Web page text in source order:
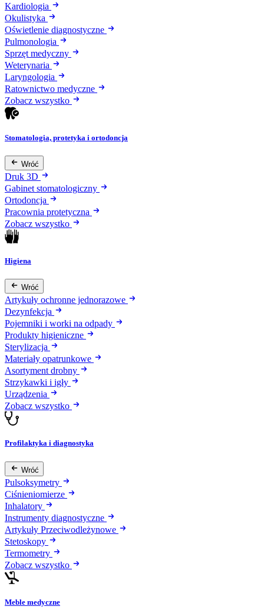
Kardiologia
Okulistyka
Oświetlenie diagnostyczne
Pulmonologia
Sprzęt medyczny
Weterynaria
Laryngologia
Ratownictwo medyczne
Zobacz wszystko
Stomatologia, protetyka i ortodoncja
Wróć
Druk 3D
Gabinet stomatologiczny
Ortodoncja
Pracownia protetyczna
Zobacz wszystko
Higiena
Wróć
Artykuły ochronne jednorazowe
Dezynfekcja
Pojemniki i worki na odpady
Produkty higieniczne
Sterylizacja
Materiały opatrunkowe
Asortyment drobny
Strzykawki i igły
Urządzenia
Zobacz wszystko
Profilaktyka i diagnostyka
Wróć
Pulsoksymetry
Ciśnieniomierze
Inhalatory
Instrumenty diagnostyczne
Artykuły Przeciwodleżynowe
Stetoskopy
Termometry
Zobacz wszystko
Meble medyczne